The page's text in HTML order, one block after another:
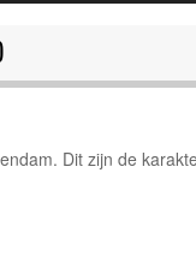
Dit zijn de